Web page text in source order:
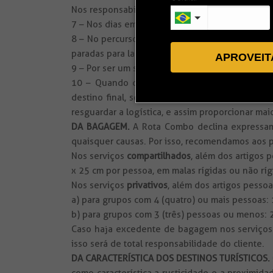
Nos responsabilizamos apenas pelos serviços
7 – Nos dias em que há traslados
8 – No percurso entre Jericoacoara / Barra
paradas para lanche durante o percurso.
9 – Por ser um serviço de caráter
10 – Quando da chegada do transfer
destino final, seja meio de hospedagem, seja
resguardar a logística, e assim proporcionar
DA BAGAGEM. A Rota Combo declina
quaisquer causas. Por isso, recomendamos
Nos serviços compartilhados, além dos artigos
x 25 cm por pessoa, em malas rígidas ou não
Nos serviços privativos, além dos artigos
a) para grupos com 4 (quatro) ou mais
b) para grupos com 3 (três) pessoas ou
Caso haja excedente de bagagem nos
isso será de total responsabilidade do cliente.
DA CARACTERÍSTICA DOS DESTINOS TURÍSTICOS.